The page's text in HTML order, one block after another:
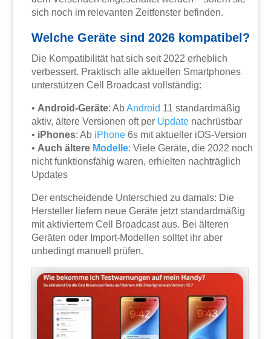
sich noch im relevanten Zeitfenster befinden.
Welche Geräte sind 2026 kompatibel?
Die Kompatibilität hat sich seit 2022 erheblich
verbessert. Praktisch alle aktuellen Smartphones
unterstützen Cell Broadcast vollständig:
• Android-Geräte: AbAndroid 11 standardmäßig
aktiv, ältere Versionen oft per Update nachrüstbar
• iPhones: Ab iPhone 6s mit aktueller iOS-Version
• Auch ältere Modelle: Viele Geräte, die 2022 noch
nicht funktionsfähig waren, erhielten nachträglich
Updates
Der entscheidende Unterschied zu damals: Die
Hersteller liefern neue Geräte jetzt standardmäßig
mit aktiviertem Cell Broadcast aus. Bei älteren
Geräten oder Import-Modellen solltet ihr aber
unbedingt manuell prüfen.